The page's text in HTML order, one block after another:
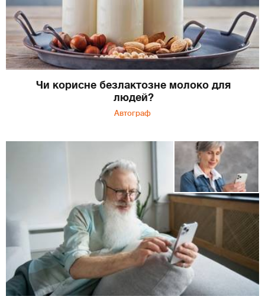
Чи корисне безлактозне молоко для
людей?
Автограф